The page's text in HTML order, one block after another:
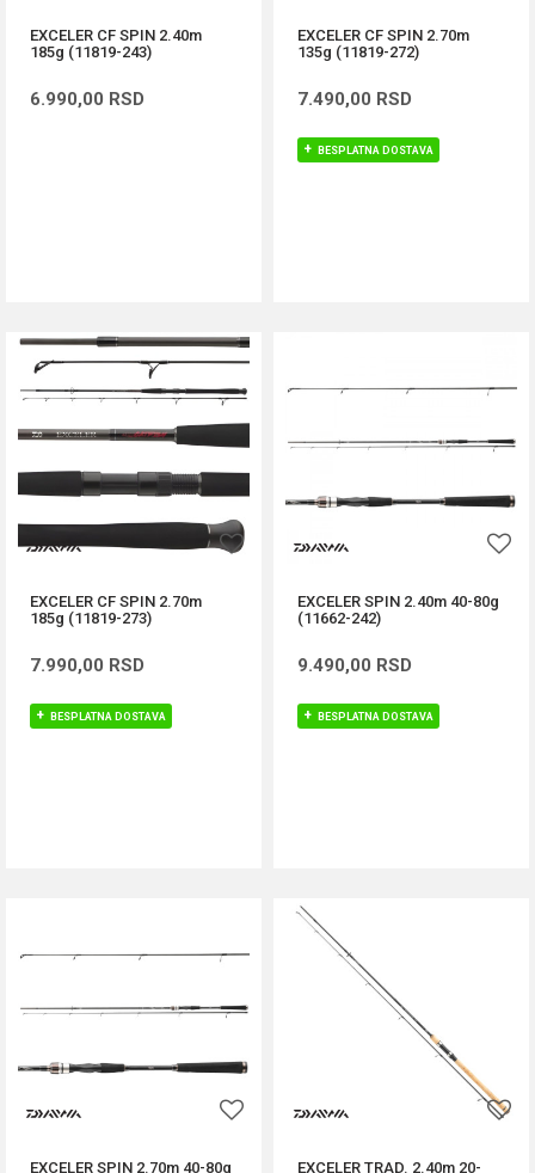
EXCELER CF SPIN 2.40m
185g (11819-243)
6.990,00 RSD
EXCELER CF SPIN 2.70m
135g (11819-272)
7.490,00 RSD
BESPLATNA DOSTAVA
EXCELER CF SPIN 2.70m
185g (11819-273)
7.990,00 RSD
BESPLATNA DOSTAVA
EXCELER SPIN 2.40m 40-80g
(11662-242)
9.490,00 RSD
BESPLATNA DOSTAVA
EXCELER SPIN 2.70m 40-80g
EXCELER TRAD. 2.40m 20-